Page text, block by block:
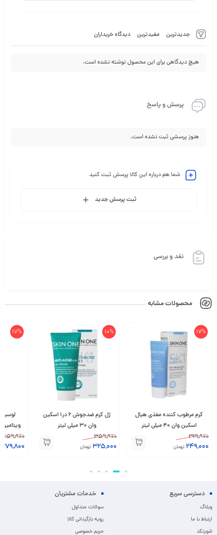
جدیدترین مفیدترین دیدگاه خریداران
هیچ دیدگاهی برای این محصول نوشته نشده است.
پرسش و پاسخ
هنوز پرسشی ثبت نشده است.
شما هم درباره این کالا پرسش ثبت کنید
ثبت پرسش جدید
نقد و بررسی
محصولات مشابه
17%
کرم مرطوب کننده مغذی هیال
اسکین وان 40 میلی لیتر
299,800
249,000 تومان
10%
ژل کرم ضدجوش 6 در1 اسکین
وان 30 میلی لیتر
359,800
325,000 تومان
17%
459,800
379,800
دسترسی سریع
وبلاگ
ارتباط با ما
شورتکد
خدمات مشتریان
سوالات متداول
رویه بازگردانی کالا
حریم خصوصی